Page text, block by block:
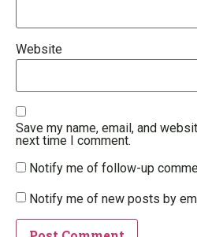
Website
Save my name, email, and
next time I comment.
Notify me of follow-up
Notify me of new posts by